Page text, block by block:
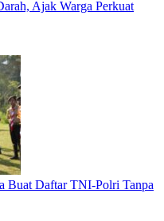
Ajak Warga Perkuat
Buat Daftar TNI-Polri Tanpa